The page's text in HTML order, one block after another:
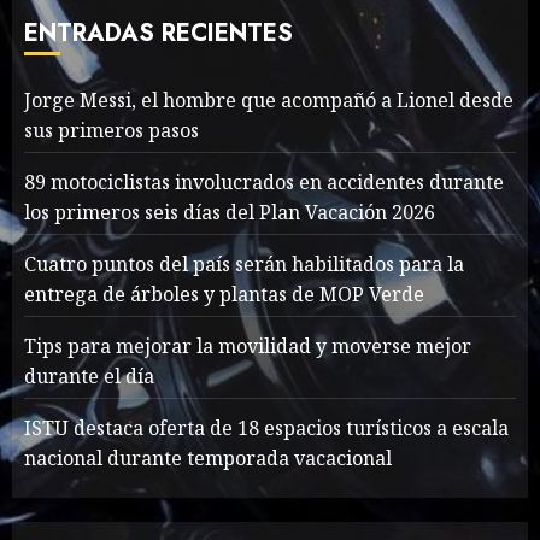
7
cave rescue
MAYO 14, 2024 1005
1
Jorge Messi, el hombre
que acompañó a Lionel
desde sus primeros pasos
AGOSTO 8, 2026 50
2
Searching for the
forgotten heroes of World
War Two
MAYO 14, 2024 864
ENTRADAS RECIENTES
Jorge Messi, el hombre que acompañó a Lionel desde
sus primeros pasos
89 motociclistas involucrados en accidentes durante
los primeros seis días del Plan Vacación 2026
Cuatro puntos del país serán habilitados para la
entrega de árboles y plantas de MOP Verde
Tips para mejorar la movilidad y moverse mejor
durante el día
ISTU destaca oferta de 18 espacios turísticos a escala
nacional durante temporada vacacional